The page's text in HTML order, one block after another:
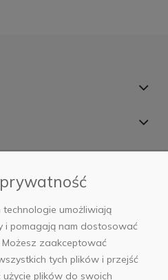
technologie umożliwiają
i pomagają nam dostosować
zaakceptować
tych plików i przejść
plików do swoich